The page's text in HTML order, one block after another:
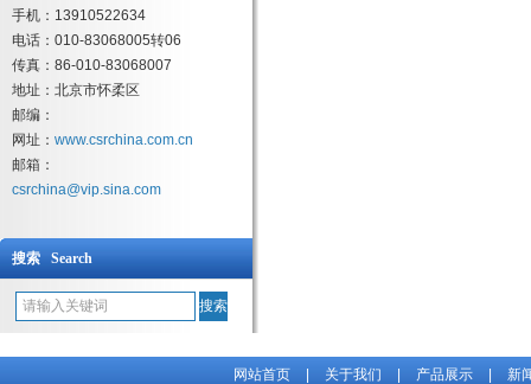
手机：13910522634
电话：010-83068005转06
传真：86-010-83068007
地址：北京市怀柔区
邮编：
网址： www.csrchina.com.cn
邮箱：
csrchina@vip.sina.com
搜索 Search
网站首页 关于我们 产品展示 新